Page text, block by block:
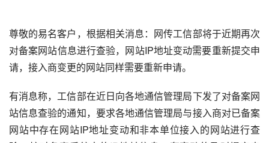
尊敬的易名客户，根据相关消息：网传工信部将于近期再次
对备案网站信息进行查验，网站IP地址变动需要重新提交申
请，接入商变更的网站同样需要重新申请。
有消息称，工信部在近日向各地通信管理局下发了对备案网
站信息查验的通知，要求各地通信管理局与接入商对已备案
网站中存在网站IP地址变动和非本单位接入的网站进行查